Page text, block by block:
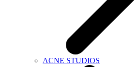
ACNE STUDIOS